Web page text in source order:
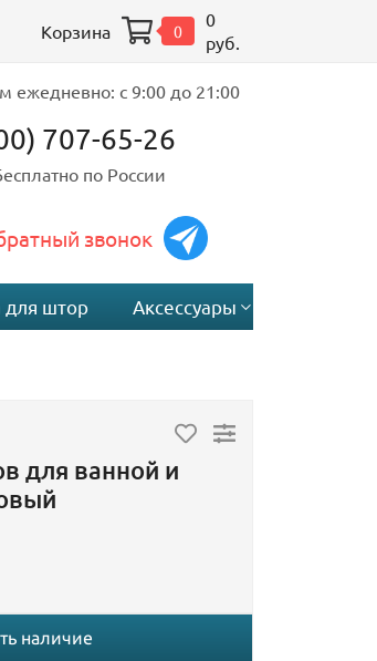
Корзина 0
0
руб.
ежедневно: c 9:00 до 21:00
707-65-26
по России
звонок
для штор Аксессуары
для ванной и
наличие